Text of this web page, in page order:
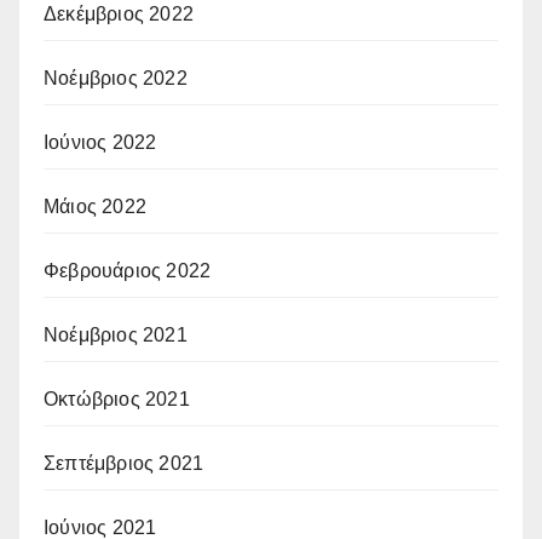
Δεκέμβριος 2022
Νοέμβριος 2022
Ιούνιος 2022
Μάιος 2022
Φεβρουάριος 2022
Νοέμβριος 2021
Οκτώβριος 2021
Σεπτέμβριος 2021
Ιούνιος 2021